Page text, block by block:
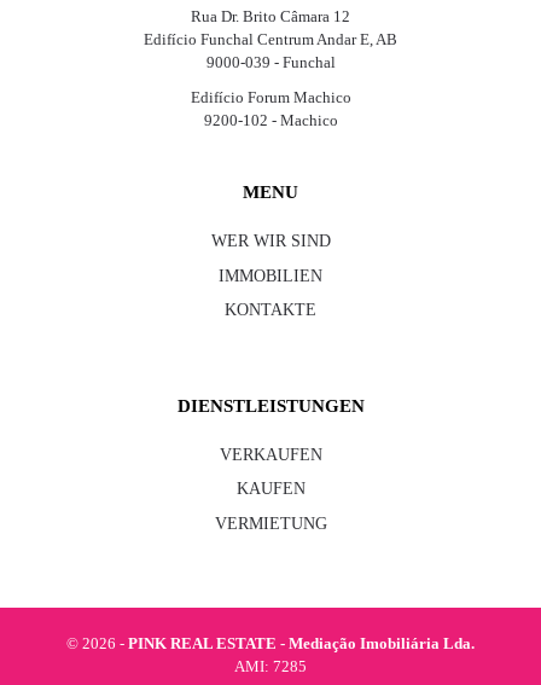
Rua Dr. Brito Câmara 12
Edifício Funchal Centrum Andar E, AB
9000-039 - Funchal
Edifício Forum Machico
9200-102 - Machico
MENU
WER WIR SIND
IMMOBILIEN
KONTAKTE
DIENSTLEISTUNGEN
VERKAUFEN
KAUFEN
VERMIETUNG
© 2026 - PINK REAL ESTATE - Mediação Imobiliária Lda.
AMI: 7285